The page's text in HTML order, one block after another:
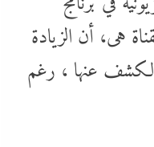
هى، أن الزيادة
عنها ، رغم